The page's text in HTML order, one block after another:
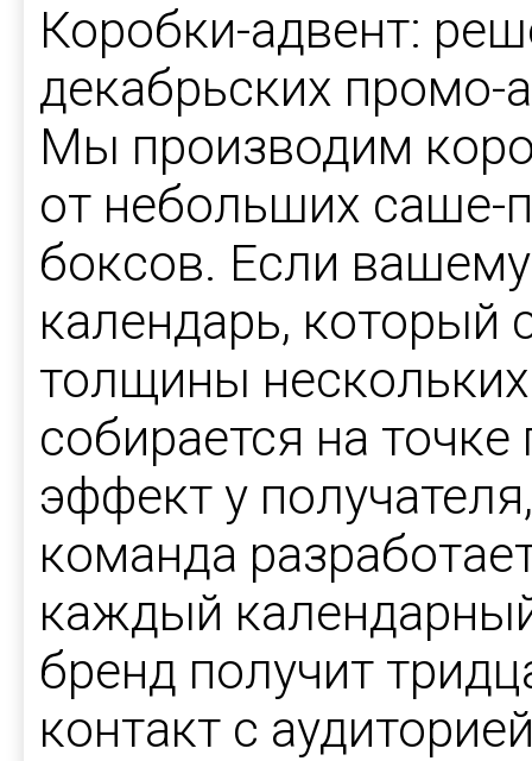
Коробки-адвент:
декабрьских промо-
Мы производим
от небольших саше-
боксов. Если
календарь, который
толщины
собирается на
эффект у
команда
каждый
бренд получит
контакт с